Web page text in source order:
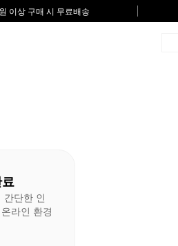
이상 구매 시 무료배송
단한 인
라인 환경